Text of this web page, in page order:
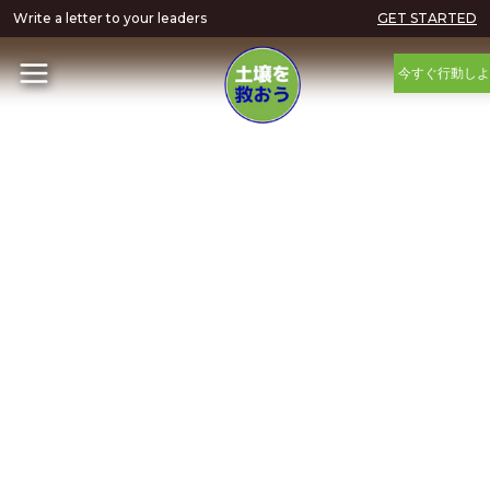
Write a letter to your leaders GET STARTED
今すぐ行動し